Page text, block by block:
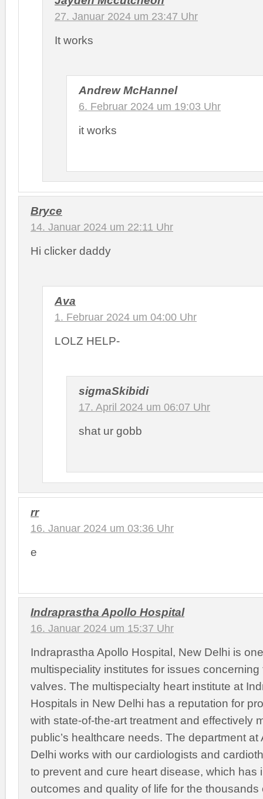
27. Januar 2024 um 23:47 Uhr
It works
Andrew McHannel
6. Februar 2024 um 19:03 Uhr
it works
Bryce
14. Januar 2024 um 22:11 Uhr
Hi clicker daddy
Ava
1. Februar 2024 um 04:00 Uhr
LOLZ HELP-
sigmaSkibidi
17. April 2024 um 06:07 Uhr
shat ur gobb
rr
16. Januar 2024 um 03:36 Uhr
e
Indraprastha Apollo Hospital
16. Januar 2024 um 15:37 Uhr
Indraprastha Apollo Hospital, New Delhi is
multispeciality institutes for issues
valves. The multispecialty heart institute at
Hospitals in New Delhi has a reputation for
with state-of-the-art treatment and effectively
public’s healthcare needs. The department at
Delhi works with our cardiologists and
to prevent and cure heart disease, which has
outcomes and quality of life for the thousands